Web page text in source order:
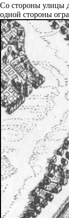
Со стороны улицы
одной стороны